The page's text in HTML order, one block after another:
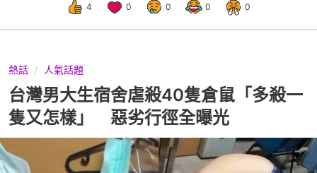
4 0 0 0 0
熱話 人氣話題
台灣男大生宿舍虐殺40隻倉鼠「多殺一
隻又怎樣」 惡劣行徑全曝光